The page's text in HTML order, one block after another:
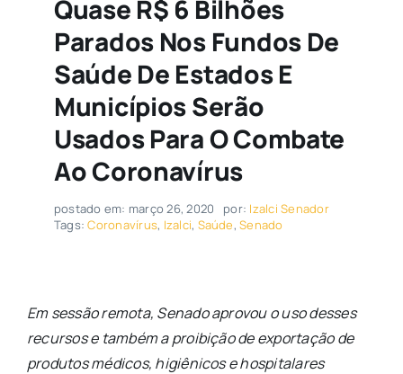
Quase R$ 6 Bilhões
Parados Nos Fundos De
Saúde De Estados E
Municípios Serão
Usados Para O Combate
Ao Coronavírus
postado em: março 26, 2020 por: Izalci Senador
Tags:Coronavírus, Izalci, Saúde,Senado
Em sessão remota, Senado aprovou o uso desses
recursos e também a proibição de exportação de
produtos médicos, higiênicos e hospitalares